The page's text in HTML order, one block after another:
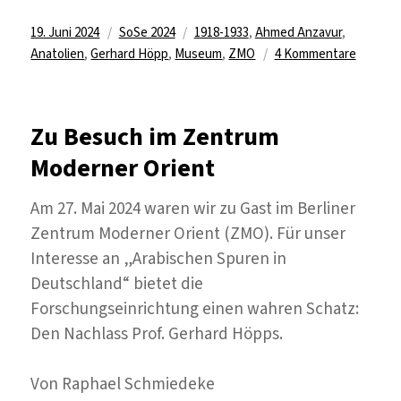
Veröffentlicht
am
19. Juni 2024 Kategorien
SoSe 2024 Schlagwörter
1918-1933, Ahmed Anzavur,
Anatolien,Gerhard Höpp, Museum, ZMO 4 Kommentarezu
Zu Besuch im Zentrum
Moderner Orient
Am 27. Mai 2024 waren wir zu Gast im Berliner
Zentrum Moderner Orient (ZMO). Für unser
Interesse an „Arabischen Spuren in
Deutschland“ bietet die
Forschungseinrichtung einen wahren Schatz:
Den Nachlass Prof. Gerhard Höpps.
Von Raphael Schmiedeke